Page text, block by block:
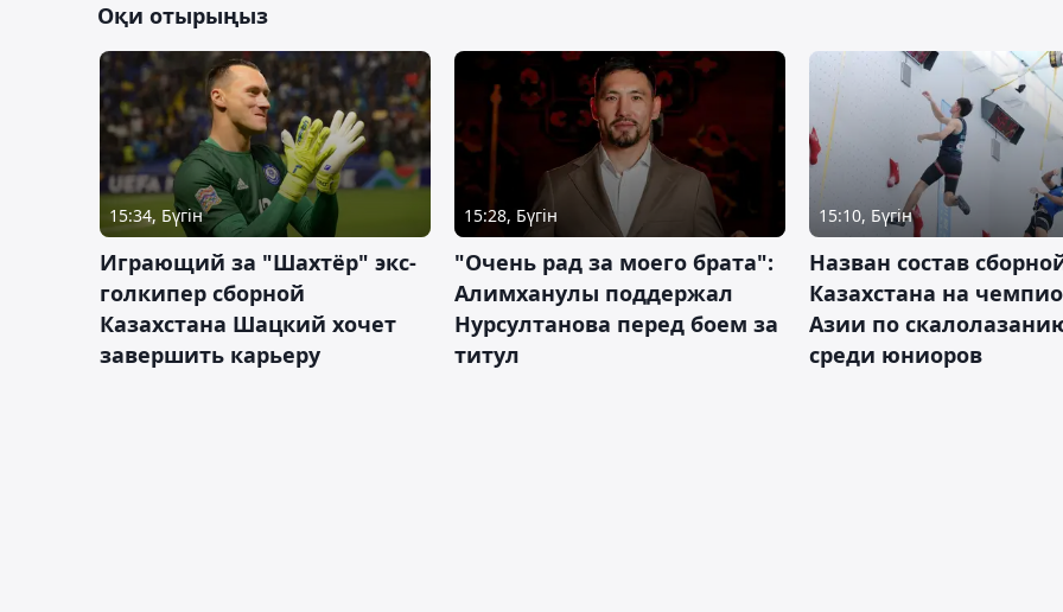
Оқи отырыңыз
15:34, Бүгін
Играющий за "Шахтёр" экс-
голкипер сборной
Казахстана Шацкий хочет
завершить карьеру
15:28, Бүгін
"Очень рад за моего брата":
Алимханулы поддержал
Нурсултанова перед боем за
титул
15:10, Бүгін
Назван состав
Казахстана на
Азии по
среди юниоров